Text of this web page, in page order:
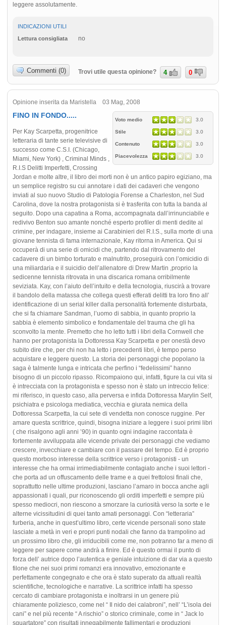
leggere assolutamente.
INDICAZIONI UTILI
Lettura consigliata
no
Commenti (0) Trovi utile questa opinione? 4 0
Opinione inserita da Maristella 03 Mag, 2008
Voto medio 3.0
Stile 3.0
Contenuto 3.0
Piacevolezza 3.0
FINO IN FONDO.....
Per Kay Scarpetta, progenitrice
letteraria di tante serie televisive di
successo come C.S.I. (Chicago,
Miami, New York) , Criminal Minds ,
R.I.S Delitti Imperfetti, Crossing
Jordan e molte altre, il libro dei morti non è un antico papiro egiziano, ma
un semplice registro su cui annotare i dati dei cadaveri che vengono
inviati al suo nuovo Studio di Patologia Forense a Charleston, nel Sud
Carolina, dove la nostra protagonista si è trasferita con tutta la banda al
seguito. Dopo una capatina a Roma, accompagnata dall’irrinunciabile e
redivivo Benton suo amante nonché esperto profiler di menti dedite al
crimine, per indagare, insieme ai Carabinieri del R.I.S., sulla morte di una
giovane tennista di fama internazionale, Kay ritorna in America. Qui si
occuperà di una serie di omicidi che, partendo dal ritrovamento del
cadavere di un bimbo torturato e malnutrito, proseguirà con l’omicidio di
una miliardaria e il suicidio dell’allenatore di Drew Martin ,proprio la
sedicenne tennista ritrovata in una discarica romana orribilmente
seviziata. Kay, con l’aiuto dell’intuito e della tecnologia, riuscirà a trovare
il bandolo della matassa che collega questi efferati delitti tra loro fino all’
identificazione di un serial killer dalla personalità fortemente disturbata,
che si fa chiamare Sandman, l’uomo di sabbia, in quanto proprio la
sabbia è elemento simbolico e fondamentale del trauma che gli ha
sconvolto la mente. Premetto che ho letto tutti i libri della Cornwell che
hanno per protagonista la Dottoressa Kay Scarpetta e per onestà devo
subito dire che, per chi non ha letto i precedenti libri, è tempo perso
acquistare e leggere questo. La storia dei personaggi che popolano la
saga è talmente lunga e intricata che perfino i “fedelissimi” hanno
bisogno di un piccolo ripasso. Ricompaiono qui, infatti, figure la cui vita si
è intrecciata con la protagonista e spesso non è stato un intreccio felice:
mi riferisco, in questo caso, alla perversa e infida Dottoressa Marylin Self,
psichiatra e psicologa mediatica, vecchia e giurata nemica della
Dottoressa Scarpetta, la cui sete di vendetta non conosce ruggine. Per
amare questa scrittrice, quindi, bisogna iniziare a leggere i suoi primi libri
( che risalgono agli anni ’90) in quanto ogni indagine raccontata è
fortemente avviluppata alle vicende private dei personaggi che vediamo
crescere, invecchiare e cambiare con il passare del tempo. Ed è proprio
questo morboso interesse della scrittrice verso i protagonisti - un
interesse che ha ormai irrimediabilmente contagiato anche i suoi lettori -
che porta ad un offuscamento delle trame e a quei frettolosi finali che,
soprattutto nelle ultime produzioni, lasciano l’amaro in bocca anche agli
appassionati i quali, pur riconoscendo gli orditi imperfetti e sempre più
spesso mediocri, non riescono a smorzare la curiosità verso la sorte e le
alterne vicissitudini di quei tanto amati personaggi. Con “letteraria”
furberia, anche in quest’ultimo libro, certe vicende personali sono state
lasciate a metà in veri e propri punti nodali che fanno da trampolino ad
un prossimo libro che, gli irriducibili come me, non potranno far a meno di
leggere per sapere come andrà a finire. Ed è questo ormai il punto di
forza dell’ autrice dopo l’autentica e geniale intuizione di dar via a questo
filone che nei suoi primi romanzi era innovativo, emozionante e
perfettamente congegnato e che ora è stato superato da attuali realtà
scientifiche, tecnologiche e narrative. La scrittrice infatti ha spesso
cercato di cambiare protagonista e inoltrarsi in un genere più
chiaramente poliziesco, come nel “ Il nido dei calabroni”, nell’ “L’isola dei
cani” e nel più recente “ A rischio” o storico criminale, come in “ Jack lo
squartatore” con risultati innegabilmente fallimentari e produzioni